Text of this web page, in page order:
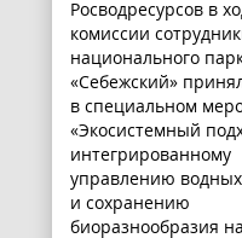
Росводресурсов в
комиссии
национального
«Себежский»
в специальном
«Экосистемный
интегрированному
управлению
и сохранению
биоразнообразия